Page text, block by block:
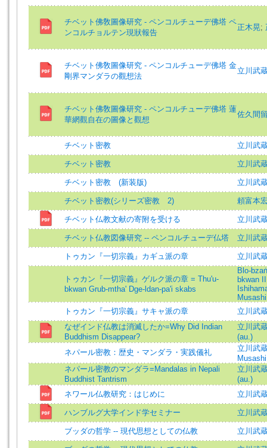
チベット佛敎圖像研究 - ペンコルチューデ佛塔 ペ
ンコルチョルテン現狀報告
正木晃;
チベット佛敎圖像研究 - ペンコルチューデ佛塔 金
剛界マンダラの觀想法
立川武
チベット佛敎圖像研究 - ペンコルチューデ佛塔 蓮
華網觀自在の圖像と觀想
佐久間
チベット密教 立川武
チベット密教 立川武
チベット密教 (新装版) 立川武
チベット密教(シリーズ密教 2) 頼富本
チベット仏教文献の寄附を受ける 立川武
チベット仏教図像研究 -- ペンコルチューデ仏塔 立川武
トゥカン『一切宗義』カギュ派の章 立川武
トゥカン『一切宗義』ゲルク派の章 = Thu'u-
bkwan Grub-mtha' Dge-ldan-pa'i skabs
Blo-
bkwan
Musashi
トゥカン『一切宗義』サキャ派の章
立川武
なぜインド仏教は消滅したか=Why Did Indian
Buddhism Disappear?
立川武
(au.)
ネパール密教：歴史・マンダラ・実践儀礼
立川武
ネパール密教のマンダラ=Mandalas in Nepali
Buddhist Tantrism
立川武
(au.)
ネワール仏教研究：はじめに
立川武
ハンブルグ大学インド学セミナー 立川武
ブッダの哲学 -- 現代思想としての仏教 立川武